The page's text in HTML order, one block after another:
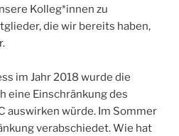
Kolleg*innen zu
die wir bereits haben,
im Jahr 2018 wurde die
eine Einschränkung des
auswirken würde. Im Sommer
verabschiedet. Wie hat